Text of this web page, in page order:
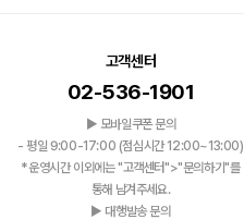
고객센터
02-536-1901
▶ 모바일쿠폰 문의
- 평일 9:00-17:00 (점심시간 12:00~13:00)
*운영시간 이외에는 "고객센터">"문의하기"를
통해 남겨주세요.
▶ 대행발송 문의